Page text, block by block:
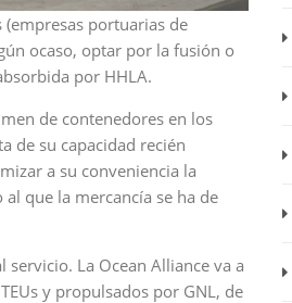
portuarias de
ocaso, optar por la fusión o
por HHLA.
de contenedores en los
de su capacidad recién
a su conveniencia la
que la mercancía se ha de
La Ocean Alliance va a
y propulsados por GNL, de